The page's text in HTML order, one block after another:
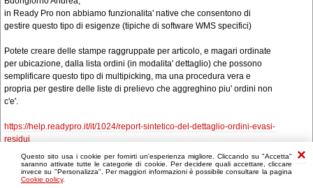
Questo sito usa i cookie per fornirti un'esperienza migliore. Cliccando su "Accetta"
saranno attivate tutte le categorie di cookie. Per decidere quali accettare, cliccare
invece su "Personalizza". Per maggiori informazioni è possibile consultare la pagina
Cookie policy.
in Ready Pro non abbiamo funzionalita' native che consentono di
gestire questo tipo di esigenze (tipiche di software WMS specifici)
Potete creare delle stampe raggruppate per articolo, e magari ordinate
per ubicazione, dalla lista ordini (in modalita' dettaglio) che possono
semplificare questo tipo di multipicking, ma una procedura vera e
propria per gestire delle liste di prelievo che aggreghino piu' ordini non
c'e'.
https://help.readypro.it/it/1024/report-sintetico-del-dettaglio-ordini-evasi-
residui